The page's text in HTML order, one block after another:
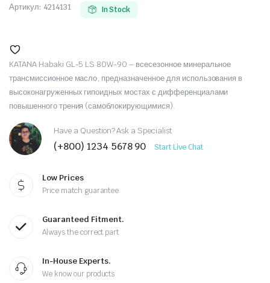
Артикул: 4214131 In Stock
KATANA Habaki GL-5 LS 80W-90 – всесезонное минеральное
трансмиссионное масло, предназначенное для использования в
высоконагруженных гипоидных мостах с дифференциалами
повышенного трения (самоблокирующимися).
Have a Question? Ask a Specialist
(+800) 1234 5678 90 Start Live Chat
Low Prices
Price match guarantee
Guaranteed Fitment.
Always the correct part
In-House Experts.
We know our products